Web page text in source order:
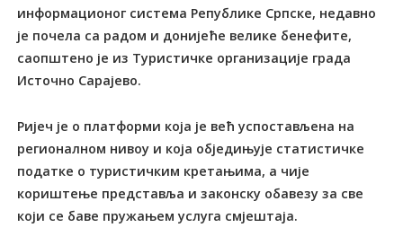
информационог система Републике Српске, недавно
је почела са радом и донијеће велике бенефите,
саопштено је из Туристичке организације града
Источно Сарајево.
Ријеч је о платформи која је већ успостављена на
регионалном нивоу и која обједињује статистичке
податке о туристичким кретањима, а чије
кориштење представља и законску обавезу за све
који се баве пружањем услуга смјештаја.